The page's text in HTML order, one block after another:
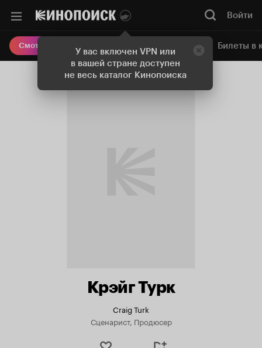
У вас включен VPN или
в вашей стране доступен
не весь каталог Кинопоиска
Войти
Смотреть кино Онлайн-кинотеатр Билеты в
Крэйг Турк
Craig Turk
Сценарист, Продюсер